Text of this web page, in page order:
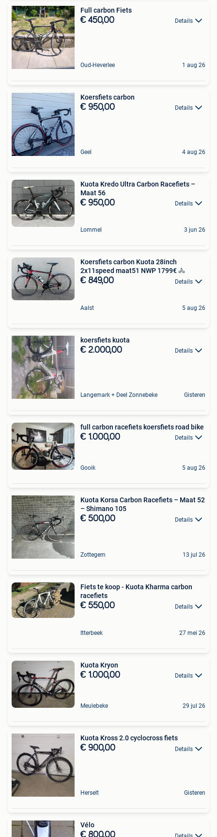
Full carbon Fiets
€ 450,00 Details
Oud-Heverlee 1 aug 26
Koersfiets carbon
€ 950,00 Details
Geel 4 aug 26
Kuota Kredo Ultra Carbon Racefiets –
Maat 56
€ 950,00 Details
Lommel 3 jun 26
Koersfiets carbon Kuota 28inch
2x11speed maat51 NWP 1799€ 🚴
€ 849,00 Details
Aalst 5 aug 26
koersfiets kuota
€ 2.000,00 Details
Langemark + Deel Zonnebeke Gisteren
full carbon racefiets koersfiets road bike
€ 1.000,00 Details
Gooik 5 aug 26
Kuota Korsa Carbon Racefiets – Maat 52
– Shimano 105
€ 500,00 Details
Zottegem 13 jul 26
Fiets te koop - Kuota Kharma carbon
racefiets
€ 550,00 Details
Itterbeek 27 mei 26
Kuota Kryon
€ 1.000,00 Details
Meulebeke 29 jul 26
Kuota Kross 2.0 cyclocross fiets
€ 900,00 Details
Herselt Gisteren
Vélo
€ 800,00